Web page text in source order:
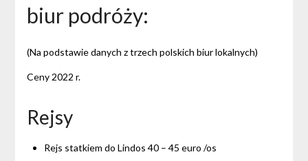
biur podróży:
(Na podstawie danych z trzech polskich biur lokalnych)
Ceny 2022 r.
Rejsy
Rejs statkiem do Lindos 40 – 45 euro /os